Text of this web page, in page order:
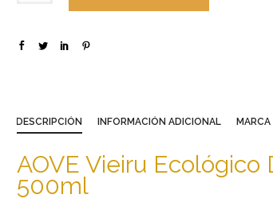
DESCRIPCIÓN INFORMACIÓN ADICIONAL MARCA
AOVE Vieiru Ecológico
500ml